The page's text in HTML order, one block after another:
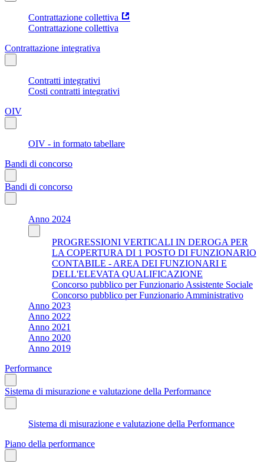
Contrattazione collettiva
Contrattazione collettiva
Contrattazione integrativa
Contratti integrativi
Costi contratti integrativi
OIV
OIV - in formato tabellare
Bandi di concorso
Bandi di concorso
Anno 2024
PROGRESSIONI VERTICALI IN DEROGA PER
LA COPERTURA DI 1 POSTO DI FUNZIONARIO
CONTABILE - AREA DEI FUNZIONARI E
DELL'ELEVATA QUALIFICAZIONE
Concorso pubblico per Funzionario Assistente Sociale
Concorso pubblico per Funzionario Amministrativo
Anno 2023
Anno 2022
Anno 2021
Anno 2020
Anno 2019
Performance
Sistema di misurazione e valutazione della Performance
Sistema di misurazione e valutazione della Performance
Piano della performance